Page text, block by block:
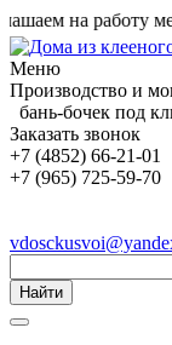
на работу
Меню
Производство и
бань-бочек под
Заказать звонок
+7 (4852) 66-21-01
+7 (965) 725-59-70
Найти